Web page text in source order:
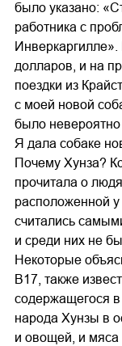
было указано:
работника с
долларов, и на
поездки из
с моей новой
было невероятно
Я дала собаке
Почему Хунза?
прочитала о
расположенной
считались
и среди них не
Некоторые
B17, также
содержащегося в
народа Хунзы в
и овощей, и мяса